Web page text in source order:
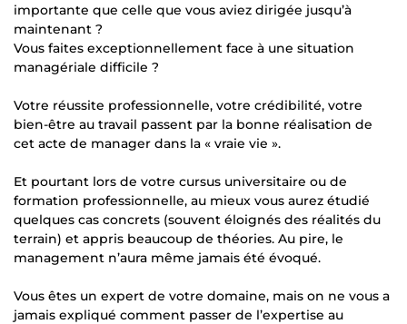
importante que celle que vous aviez dirigée jusqu’à
maintenant ?
Vous faites exceptionnellement face à une situation
managériale difficile ?
Votre réussite professionnelle, votre crédibilité, votre
bien-être au travail passent par la bonne réalisation de
cet acte de manager dans la « vraie vie ».
Et pourtant lors de votre cursus universitaire ou de
formation professionnelle, au mieux vous aurez étudié
quelques cas concrets (souvent éloignés des réalités du
terrain) et appris beaucoup de théories. Au pire, le
management n’aura même jamais été évoqué.
Vous êtes un expert de votre domaine, mais on ne vous a
jamais expliqué comment passer de l’expertise au